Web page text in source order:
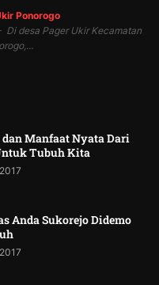
Ponorogo
Di desa Pager Ukir Kecamatan
Manfaat Nyata Dari
Tubuh Kita
Anda Sukorejo Didemo